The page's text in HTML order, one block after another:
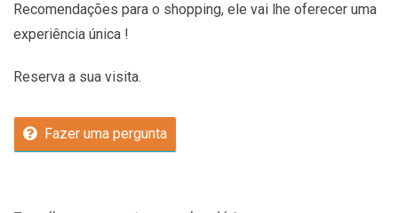
Recomendações para o shopping, ele vai lhe oferecer uma
experiência única !
Reserva a sua visita.
Fazer uma pergunta